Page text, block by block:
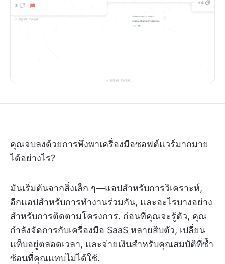
คุณจบลงด้วยการพึ่งพาเครื่องมือซอฟต์แวร์มากมาย
ได้อย่างไร?
มันเริ่มต้นจากสิ่งเล็ก ๆ—แอปสำหรับการวิเคราะห์,
อีกแอปสำหรับการทำงานร่วมกัน, และอะไรบางอย่าง
สำหรับการติดตามโครงการ. ก่อนที่คุณจะรู้ตัว, คุณ
กำลังจัดการกับเครื่องมือ SaaS หลายสิบตัว, เปลี่ยน
แท็บอยู่ตลอดเวลา, และจ่ายเงินสำหรับคุณสมบัติที่ซ้ำ
ซ้อนที่คุณแทบไม่ได้ใช้.